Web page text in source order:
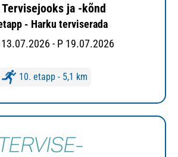
ja -kõnd
- Harku terviserada
13.07.2026 - P 19.07.2026
10. etapp - 5,1 km